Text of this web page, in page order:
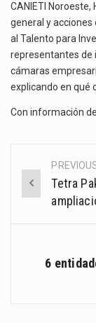
CANIETI
general y
al Talento para
representantes de
cámaras
explicando en qué
Con información de
Post
Tetra
6